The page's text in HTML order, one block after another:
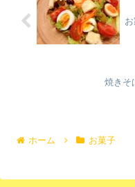
焼きそ
ホーム お菓子